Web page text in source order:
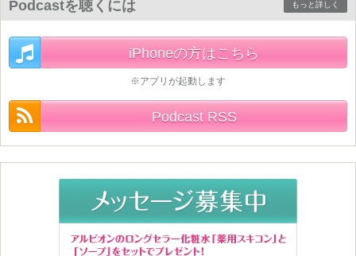
Podcastを聴くには もっと詳しく
iPhoneの方はこちら
※アプリが起動します
Podcast RSS